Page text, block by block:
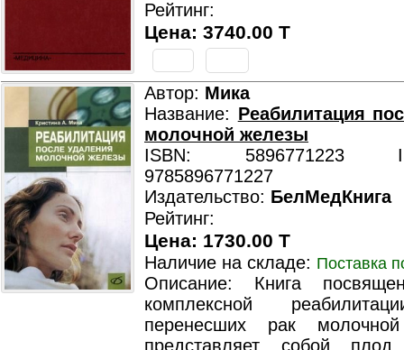
Рейтинг:
Цена: 3740.00 T
Автор: Мика
Название: Реабилитация
молочной железы
ISBN: 5896771223
9785896771227
Издательство: БелМедКнига
Рейтинг:
Цена: 1730.00 T
Наличие на складе: Поставка
Описание: Книга
комплексной
перенесших рак
представляет собой плод